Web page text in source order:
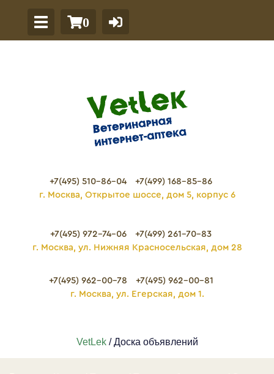
0
+7(495) 510-86-04
+7(499) 168-85-86
г. Москва, Открытое шоссе, дом 5, корпус 6
+7(495) 972-74-06
+7(499) 261-70-83
г. Москва, ул. Нижняя Красносельская, дом 28
+7(495) 962-00-78
+7(495) 962-00-81
г. Москва, ул. Егерская, дом 1.
VetLek/ Доска объявлений